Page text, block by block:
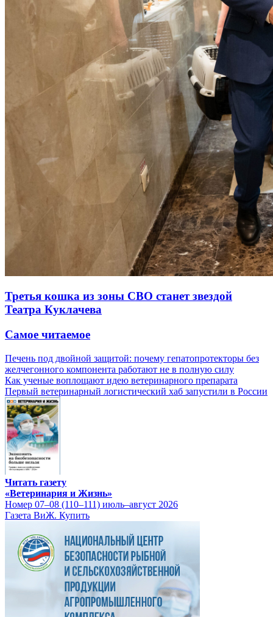
Третья кошка из зоны СВО станет звездой
Театра Куклачева
Самое читаемое
Печень под двойной защитой: почему гепатопротекторы без
желчегонного компонента работают не в полную силу
Как ученые воплощают идею ветеринарного препарата
Первый ветеринарный логистический хаб запустили в России
Читать газету
«Ветеринария и Жизнь»
Номер 07–08 (110–111) июль–август 2026
Газета ВиЖ. Купить